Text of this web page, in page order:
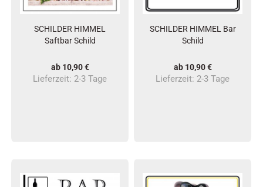
SCHILDER HIMMEL
Saftbar Schild
ab 10,90 €
Lieferzeit: 2-3 Tage
SCHILDER HIMMEL Bar
Schild
ab 10,90 €
Lieferzeit: 2-3 Tage